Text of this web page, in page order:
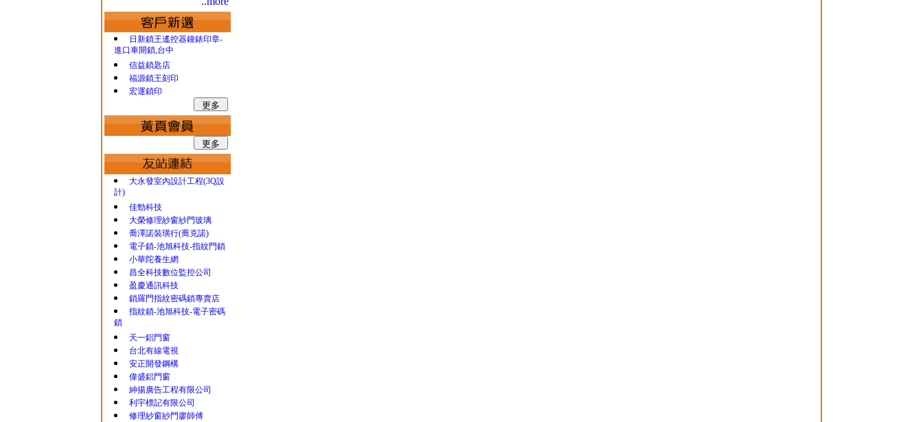
日新鎖王遙控器鐘錶印章-
進口車開鎖,台中
信益鎖匙店
福源鎖王刻印
宏運鎖印
大永發室內設計工程(3Q設
計)
佳勁科技
大榮修理紗窗紗門玻璃
喬澤諾裝璜行(喬克諾)
電子鎖-池旭科技-指紋門鎖
小華陀養生網
昌全科技數位監控公司
盈慶通訊科技
鎖羅門指紋密碼鎖專賣店
指紋鎖-池旭科技-電子密碼
鎖
天一鋁門窗
台北有線電視
安正開發鋼構
偉盛鋁門窗
紳揚廣告工程有限公司
利宇標記有限公司
修理紗窗紗門廖師傅